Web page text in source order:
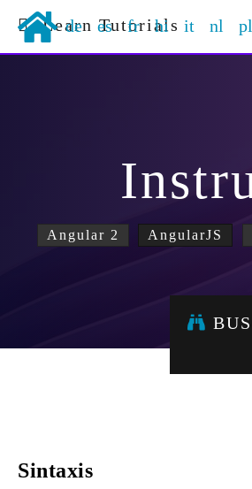
Learn Tutorials
de es fr hi it nl pl
Angular 2 AngularJS
Sintaxis